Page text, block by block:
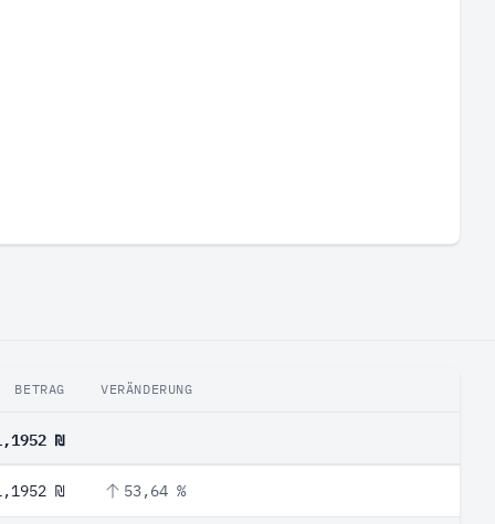
BETRAG VERÄNDERUNG
₪
₪ 53,64 %